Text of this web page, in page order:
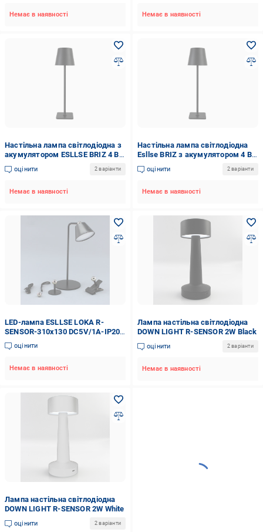
Немає в наявності Немає в наявності
Настільна лампа світлодіодна з
акумулятором ESLLSE BRIZ 4 Вт
Чорний (10455)
оцінити 2 варіанти
Немає в наявності
Настільна лампа світлодіодна
Esllse BRIZ з акумулятором 4 Вт
Чорний (10455)
оцінити 2 варіанти
Немає в наявності
LED-лампа ESLLSE LOKA R-
SENSOR-310x130 DC5V/1A-IP20
3W Black (27814026)
оцінити
Немає в наявності
Лампа настільна світлодіодна
DOWN LIGHT R-SENSOR 2W Black
оцінити 2 варіанти
Немає в наявності
Лампа настільна світлодіодна
DOWN LIGHT R-SENSOR 2W White
оцінити 2 варіанти